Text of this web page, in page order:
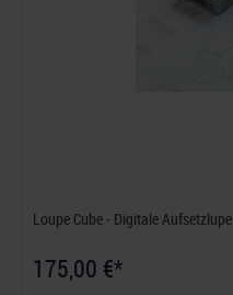
Loupe Cube - Digitale Aufsetzlupe
175,00 €*